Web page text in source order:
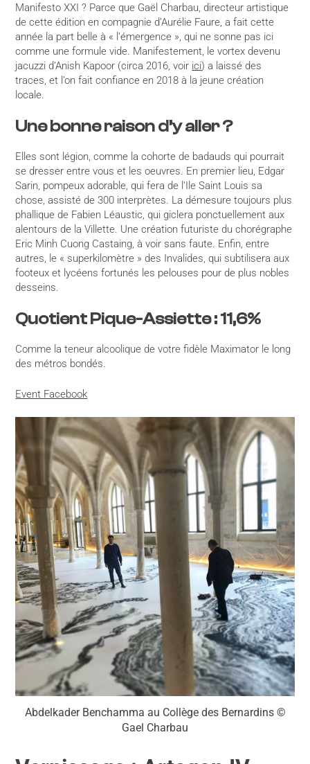
Manifesto XXI ? Parce que Gaël Charbau, directeur artistique
de cette édition en compagnie d’Aurélie Faure, a fait cette
année la part belle à « l’émergence », qui ne sonne pas ici
comme une formule vide. Manifestement, le vortex devenu
jacuzzi d’Anish Kapoor (circa 2016, voir ici) a laissé des
traces, et l’on fait confiance en 2018 à la jeune création
locale.
Une bonne raison d’y aller ?
Elles sont légion, comme la cohorte de badauds qui pourrait
se dresser entre vous et les oeuvres. En premier lieu, Edgar
Sarin, pompeux adorable, qui fera de l’Ile Saint Louis sa
chose, assisté de 300 interprètes. La démesure toujours plus
phallique de Fabien Léaustic, qui giclera ponctuellement aux
alentours de la Villette. Une création futuriste du chorégraphe
Eric Minh Cuong Castaing, à voir sans faute. Enfin, entre
autres, le « superkilomètre » des Invalides, qui subtilisera aux
footeux et lycéens fortunés les pelouses pour de plus nobles
desseins.
Quotient Pique-Assiette : 11,6%
Comme la teneur alcoolique de votre fidèle Maximator le long
des métros bondés.
Event Facebook
Abdelkader Benchamma au Collège des Bernardins ©
Gael Charbau